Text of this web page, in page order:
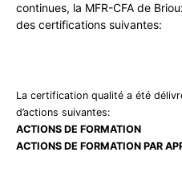
continues, la MFR-CFA de
des certifications suivantes:
La certification qualité a été
d’actions suivantes:
ACTIONS DE FORMATION
ACTIONS DE FORMATION PAR